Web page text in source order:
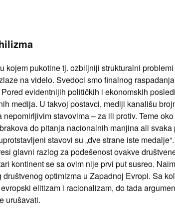
kojem pukotine tj. ozbiljniji strukturalni
na videlo. Svedoci smo finalnog
evidentnijih političkih i ekonomskih
medija. U takvoj postavci, mediji kanališu
stavovima – za ili protiv. Teme
do pitanja nacionalnih manjina ali
stavovi su „dve strane iste
glavni razlog za podešenost ovakve
kontinent se sa ovim nije prvi put susreo.
društvenog optimizma u Zapadnoj Evropi. Sa
elitizam i racionalizam, do tada
urušavati.